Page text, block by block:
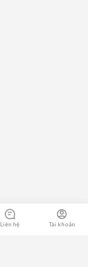
Liên hệ Tài khoản